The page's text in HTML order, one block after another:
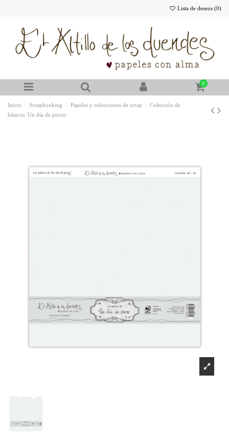
Lista de deseos (0)
0
Inicio Scrapbooking Papeles y colecciones de scrap
Colección de
básicos: Un día de picnic